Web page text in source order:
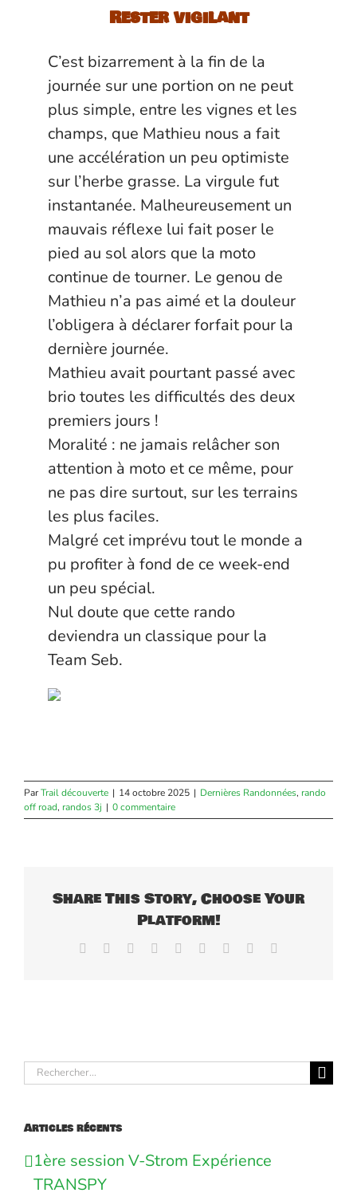
Rester vigilant
C’est bizarrement à la fin de la
journée sur une portion on ne peut
plus simple, entre les vignes et les
champs, que Mathieu nous a fait
une accélération un peu optimiste
sur l’herbe grasse. La virgule fut
instantanée. Malheureusement un
mauvais réflexe lui fait poser le
pied au sol alors que la moto
continue de tourner. Le genou de
Mathieu n’a pas aimé et la douleur
l’obligera à déclarer forfait pour la
dernière journée.
Mathieu avait pourtant passé avec
brio toutes les difficultés des deux
premiers jours !
Moralité : ne jamais relâcher son
attention à moto et ce même, pour
ne pas dire surtout, sur les terrains
les plus faciles.
Malgré cet imprévu tout le monde a
pu profiter à fond de ce week-end
un peu spécial.
Nul doute que cette rando
deviendra un classique pour la
Team Seb.
ParTrail découverte | 14 octobre 2025 | Dernières Randonnées, rando
off road, randos 3j | 0 commentaire
Share This Story, Choose Your
Platform!
Facebook Reddit LinkedInWhatsApp
TumblrPinterest
Rechercher:
Articles récents
1ère session V-Strom Expérience
TRANSPY